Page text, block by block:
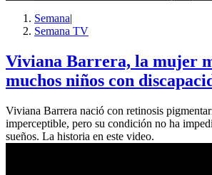
Semana|
Semana TV
Viviana Barrera, la mujer
muchos niños con
Viviana Barrera nació con retinosis
imperceptible, pero su condición no ha
sueños. La historia en este video.